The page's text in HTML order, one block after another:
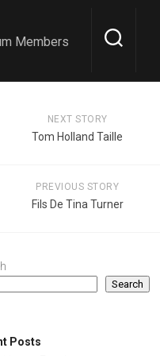
Members
NEXT STORY
Tom Holland Taille
PREVIOUS STORY
Fils De Tina Turner
Search
Posts